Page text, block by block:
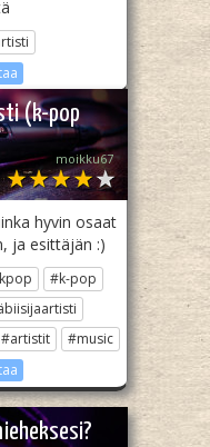
(k-pop
moikku67
hyvin osaat
ja esittäjän :)
#k-pop
#artistit
#music